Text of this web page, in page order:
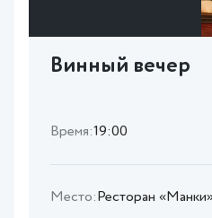
Винный вечер
Время:19:00
Место:Ресторан